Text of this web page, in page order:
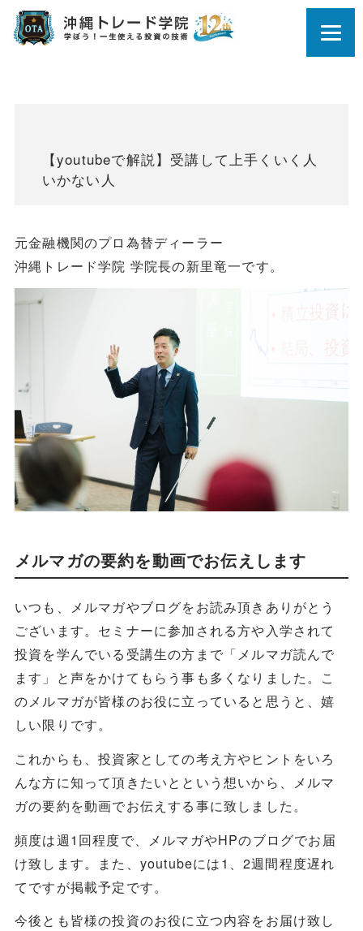
【youtubeで解説】受講して上手くいく人
いかない人
元金融機関のプロ為替ディーラー
沖縄トレード学院 学院長の新里竜一です。
メルマガの要約を動画でお伝えします
いつも、メルマガやブログをお読み頂きありがとう
ございます。セミナーに参加される方や入学されて
投資を学んでいる受講生の方まで「メルマガ読んで
ます」と声をかけてもらう事も多くなりました。こ
のメルマガが皆様のお役に立っていると思うと、嬉
しい限りです。
これからも、投資家としての考え方やヒントをいろ
んな方に知って頂きたいとという想いから、メルマ
ガの要約を動画でお伝えする事に致しました。
頻度は週1回程度で、メルマガやHPのブログでお届
け致します。また、youtubeには1、2週間程度遅れ
てですが掲載予定です。
今後とも皆様の投資のお役に立つ内容をお届け致し